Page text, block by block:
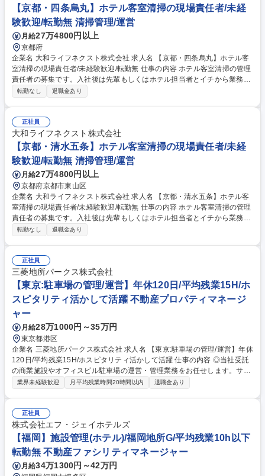
【京都・四条烏丸】ホテル客室清掃の現場責任者/未経
験歓迎/転勤無 清掃管理/運営
月給27万4800円以上
京都府
企業名 大和ライフネクスト株式会社 求人名 【京都・四条烏丸】ホテル客
室清掃の現場責任者/未経験歓迎/転勤無 仕事の内容 ホテル客室清掃の管理
責任者の募集です。入社後は先輩もしくはホテル担当者とイチから業務を
学び、4ヵ月～半年程度かけて独り立ちを目指します。 ■客室清掃スタッ
の大きいホテルで20～30名です。 ※1つのホテルにつき、現場責任者は1
名が基本。大きいホテルの場合は、副責任者と2名で管理することもあり
ます。 募集職種 【京都・四条烏丸】ホテル客室清掃の現場責任者/未経験
歓迎/転勤無
転勤なし 退職金あり
正社員
大和ライフネクスト株式会社
【京都・清水五条】ホテル客室清掃の現場責任者/未経
験歓迎/転勤無 清掃管理/運営
月給27万4800円以上
京都府京都市東山区
企業名 大和ライフネクスト株式会社 求人名 【京都・清水五条】ホテル客
室清掃の現場責任者/未経験歓迎/転勤無 仕事の内容 ホテル客室清掃の管理
責任者の募集です。入社後は先輩もしくはホテル担当者とイチから業務を
学び、4ヵ月～半年程度かけて独り立ちを目指します。 ■客室清掃スタッ
の大きいホテルで20～30名です。 ※1つのホテルにつき、現場責任者は1
名が基本。大きいホテルの場合は、副責任者と2名で管理することもあり
ます。 募集職種 【京都・清水五条】ホテル客室清掃の現場責任者/未経験
歓迎/転勤無
転勤なし 退職金あり
正社員
三菱地所パークス株式会社
【東京:駐車場の管理/運営】年休120日/平均残業15H/ホ
スピタリティ活かして活躍 不動産プロパティマネージ
ャー
月給28万1000円～35万円
東京都港区
企業名 三菱地所パークス株式会社 求人名 【東京:駐車場の管理/運営】年休
120日/平均残業15H/ホスピタリティ活かして活躍 仕事の内容 ◎当社受託
の商業施設やオフィスビル駐車場の運営・管理業務をお任せします。サイ
ン計画、料金施策、施設や地域との連携等、お客様の声や我々スタッフの
て頂きます。その後、所長候補として施設駐車場の収益管理やオーナー
(主に大手デベロッパー)に対する報告業務、パーキングオペレーターと呼
ばれるアルバイトスタッフのマネジメント業務、事故や破損の予防・対応
などを行って頂きます。【キャリアパス】副所長→所長→複数物件の所長
→サブマネージャー→マネージャー→部長※昇給は原則毎年 募集職種
【東京:駐車場の管理/運営】年休120日/平均残業15H/ホスピタリティ活か
業界未経験歓迎 月平均残業時間20時間以内 退職金あり
正社員
株式会社エフ・ジェイホテルズ
【福岡】施設管理(ホテル)/福岡地所G/平均残業10h以下
転勤無 不動産ファシリティマネージャー
月給34万1300円～42万円